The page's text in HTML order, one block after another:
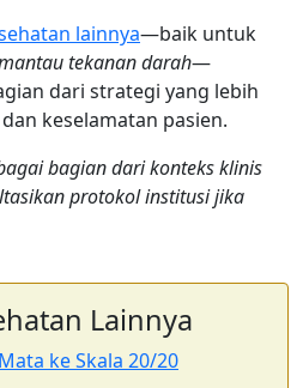
lainnya—baik untuk
tekanan darah—
dari strategi yang lebih
keselamatan pasien.
bagian dari konteks klinis
protokol institusi jika
Lainnya
ke Skala 20/20